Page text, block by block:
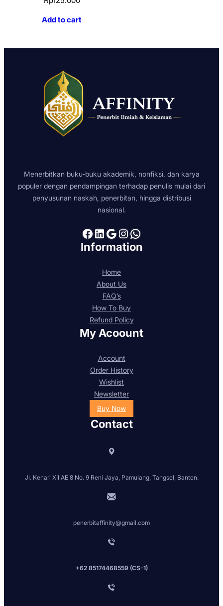
Add to cart
Menerbitkan buku-buku akademik, nonfiksi, dan karya
populer dengan pendampingan terhadap penulis mulai dari
penyusunan naskah, penerbitan, hingga distribusi
nasional.
Facebook LinkedIn Google Instagram WhatsApp
Information
Home
About Us
FAQ’s
How To Buy
Refund Policy
My Acoount
Account
Order History
Wishlist
Newsletter
Buy Now
Contact
Jl. Kenari XII AE 8 No. 9 Reni Jaya, Pamulang, Tangsel, Banten.
penerbitaffinity@gmail.com
+62 85174468559 (CS-1)